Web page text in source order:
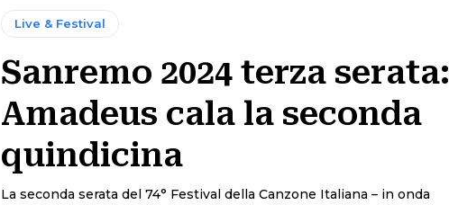
Live & Festival
Sanremo 2024 terza serata:
Amadeus cala la seconda
quindicina
La seconda serata del 74° Festival della Canzone Italiana – in onda